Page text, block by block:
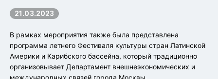
21.03.2023
В рамках мероприятия также была представлена
программа летнего Фестиваля культуры стран Латинской
Америки и Карибского бассейна, который традиционно
организовывает Департамент внешнеэкономических и
международных связей города Москвы.